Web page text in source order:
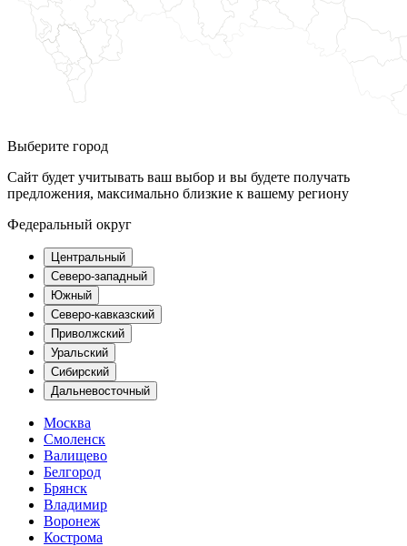
Выберите город
Сайт будет учитывать ваш выбор и вы будете получать
предложения, максимально близкие к вашему региону
Федеральный округ
Центральный
Северо-западный
Южный
Северо-кавказский
Приволжский
Уральский
Сибирский
Дальневосточный
Москва
Смоленск
Валищево
Белгород
Брянск
Владимир
Воронеж
Кострома